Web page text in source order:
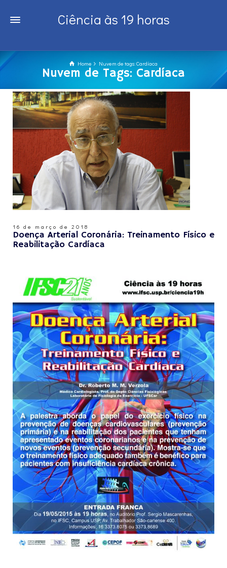
Ciência às 19 horas
Home Nuvem de tags: Cardíaca
Nuvem de Tags: Cardíaca
16 de março de 2018
Doença Arterial Coronária: Treinamento Físico e
Reabilitação Cardíaca